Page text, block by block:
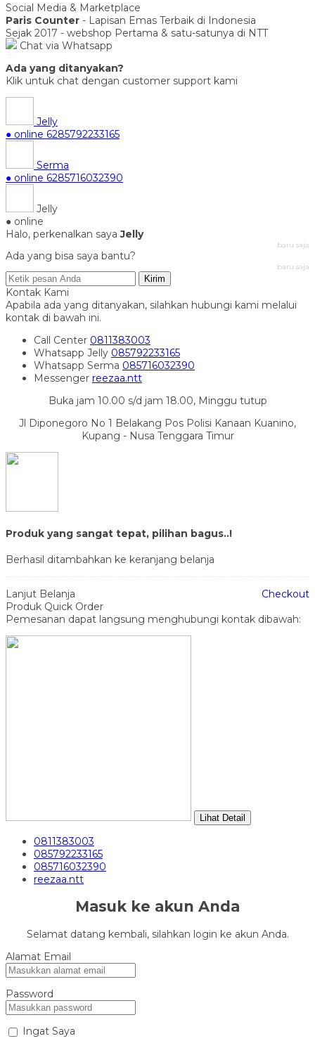
Social Media & Marketplace
Paris Counter - Lapisan Emas Terbaik di Indonesia
Sejak 2017 - webshop Pertama & satu-satunya di NTT
Chat via Whatsapp
Ada yang ditanyakan?
Klik untuk chat dengan customer support kami
Jelly
● online 6285792233165
Serma
● online 6285716032390
Jelly
● online
Halo, perkenalkan sayaJelly
baru saja
Ada yang bisa saya bantu?
baru saja
Kirim
Kontak Kami
Apabila ada yang ditanyakan, silahkan hubungi kami melalui
kontak di bawah ini.
Call Center 0811383003
Whatsapp Jelly 085792233165
Whatsapp Serma 085716032390
Messenger reezaa.ntt
Buka jam 10.00 s/d jam 18.00, Minggu tutup
Jl Diponegoro No 1 Belakang Pos Polisi Kanaan Kuanino,
Kupang - Nusa Tenggara Timur
Produk yang sangat tepat, pilihan bagus..!
Berhasil ditambahkan ke keranjang belanja
Lanjut Belanja
Checkout
Produk Quick Order
Pemesanan dapat langsung menghubungi kontak dibawah:
Lihat Detail
0811383003
085792233165
085716032390
reezaa.ntt
Masuk ke akun Anda
Selamat datang kembali, silahkan login ke akun Anda.
Alamat Email
Password
Ingat Saya